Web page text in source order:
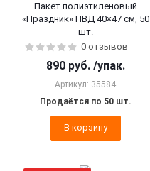
Пакет полиэтиленовый
«Праздник» ПВД 40×47 см, 50
шт.
0 отзывов
890 руб. /упак.
Артикул: 35584
Продаётся по 50 шт.
В корзину